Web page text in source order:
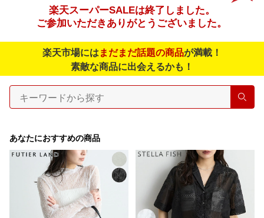
楽天スーパーSALEは終了しました。
ご参加いただきありがとうございました。
楽天市場にはまだまだ話題の商品が満載！
素敵な商品に出会えるかも！
検索
あなたにおすすめの商品